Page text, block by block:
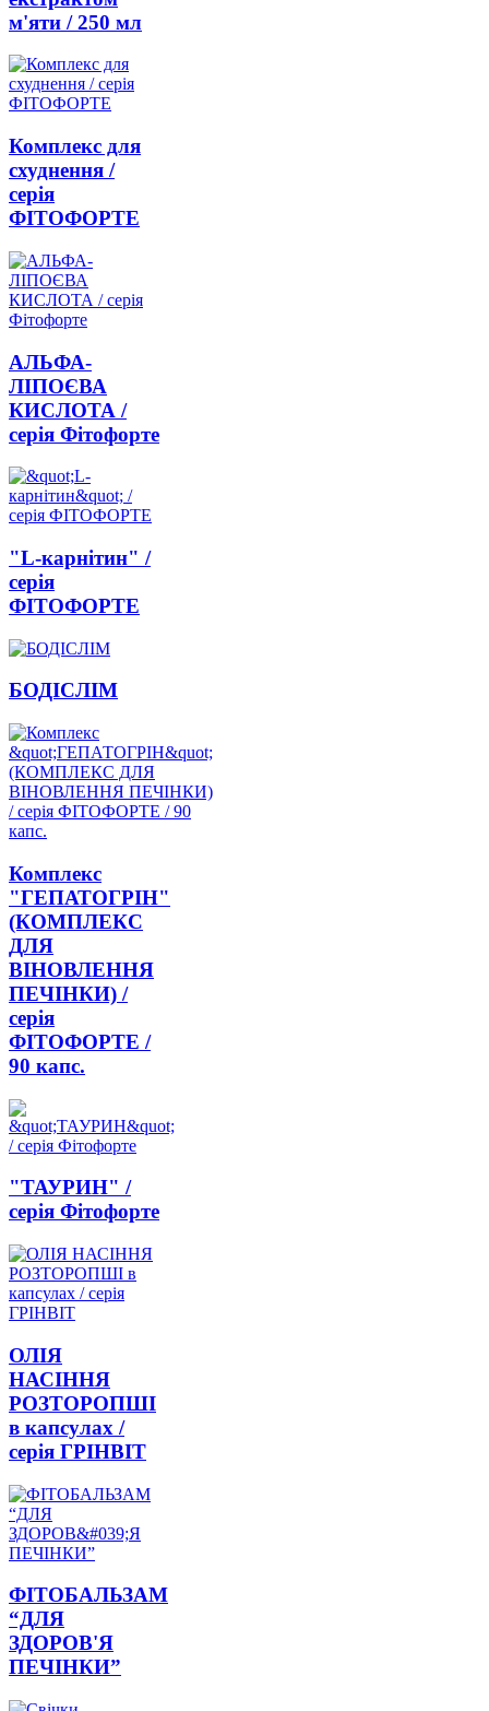
м'яти / 250 мл
Комплекс для
схуднення /
серія
ФІТОФОРТЕ
АЛЬФА-
ЛІПОЄВА
КИСЛОТА /
серія Фітофорте
"L-карнітин" /
серія
ФІТОФОРТЕ
БОДІСЛІМ
Комплекс
"ГЕПАТОГРІН"
(КОМПЛЕКС
ДЛЯ
ВІНОВЛЕННЯ
ПЕЧІНКИ) /
серія
ФІТОФОРТЕ /
90 капс.
"ТАУРИН" /
серія Фітофорте
ОЛІЯ
НАСІННЯ
РОЗТОРОПШІ
в капсулах /
серія ГРІНВІТ
ФІТОБАЛЬЗАМ
“ДЛЯ
ЗДОРОВ'Я
ПЕЧІНКИ”